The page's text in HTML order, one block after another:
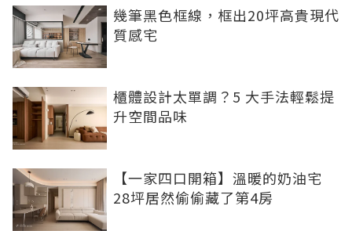
幾筆黑色框線，框出20坪高貴現代
質感宅
櫃體設計太單調？5 大手法輕鬆提
升空間品味
【一家四口開箱】溫暖的奶油宅
28坪居然偷偷藏了第4房